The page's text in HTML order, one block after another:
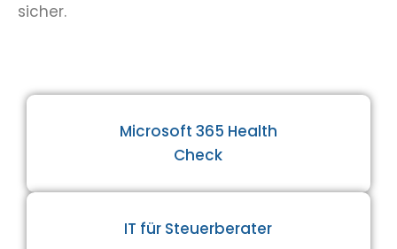
sicher.
Microsoft 365 Health
Check
IT für Steuerberater